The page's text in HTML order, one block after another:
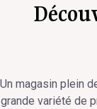
Un magasin plein
grande variété de